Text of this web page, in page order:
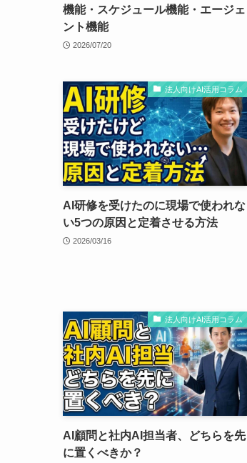
機能・スケジュール機能・エージェ
ント機能
2026/07/20
法人向けAI活用コラム
AI研修を受けたのに現場で使われな
い5つの原因と定着させる方法
2026/03/16
法人向けAI活用コラム
AI顧問と社内AI担当者、どちらを先
に置くべきか？